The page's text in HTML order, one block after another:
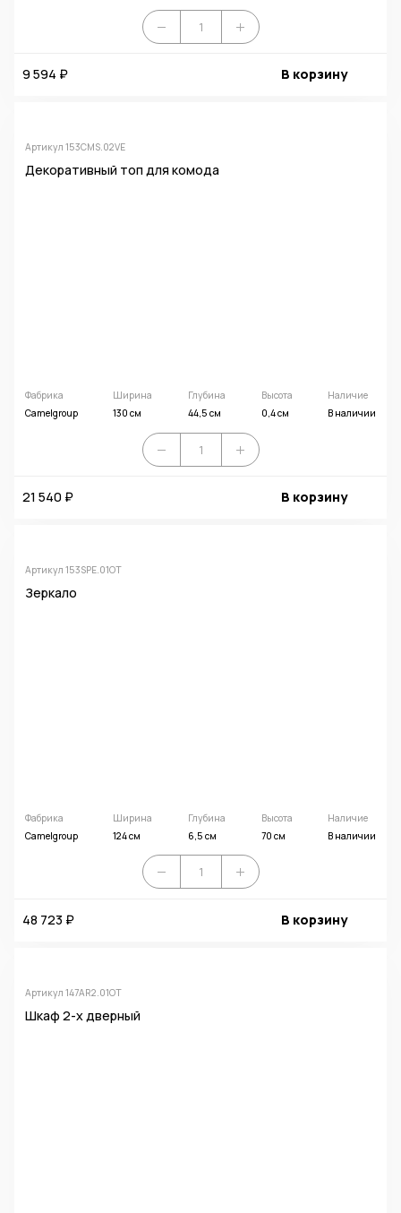
9 594 ₽ В корзину
Артикул 153CMS.02VE
Декоративный топ для комода
Фабрика
Camelgroup
Ширина
130 см
Глубина
44,5 см
Высота
0,4 см
Наличие
В наличии
21 540 ₽ В корзину
Артикул 153SPE.01OT
Зеркало
Фабрика
Camelgroup
Ширина
124 см
Глубина
6,5 см
Высота
70 см
Наличие
В наличии
48 723 ₽ В корзину
Артикул 147AR2.01OT
Шкаф 2-х дверный